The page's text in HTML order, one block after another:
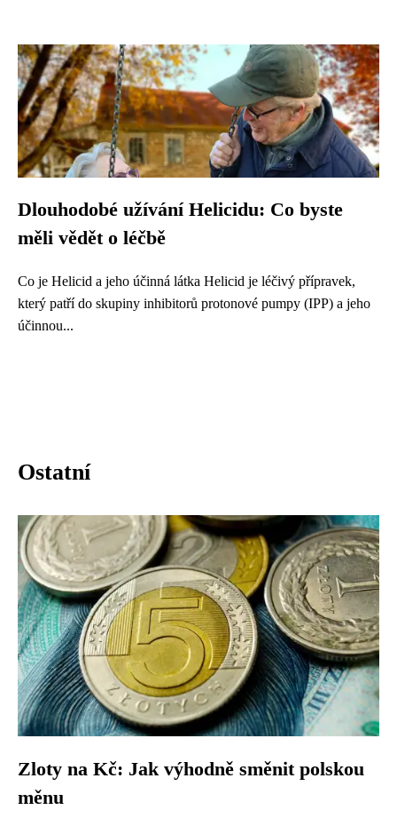
Dlouhodobé užívání Helicidu: Co byste
měli vědět o léčbě
Co je Helicid a jeho účinná látka Helicid je léčivý přípravek,
který patří do skupiny inhibitorů protonové pumpy (IPP) a jeho
účinnou...
Ostatní
Zloty na Kč: Jak výhodně směnit polskou
měnu